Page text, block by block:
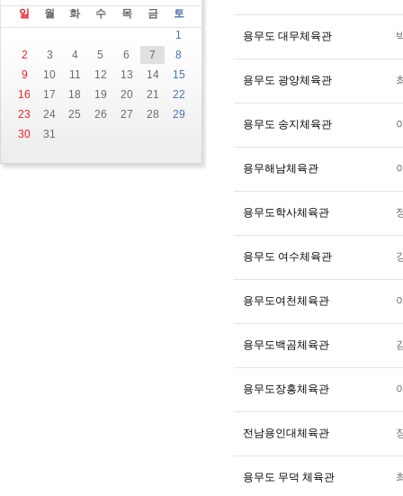
일 월 화 수 목 금
토
1
2
3 4 5 6 7
8
9
10 11 12 13 14
15
16
17 18 19 20 21
22
23
24 25 26 27 28
29
30
31
용무도 대무체육관
용무도 광양체육관
용무도 송지체육관
용무해남체육관
용무도학사체육관
용무도 여수체육관
용무도여천체육관
용무도백곰체육관
용무도장흥체육관
전남용인대체육관
용무도 무덕 체육관